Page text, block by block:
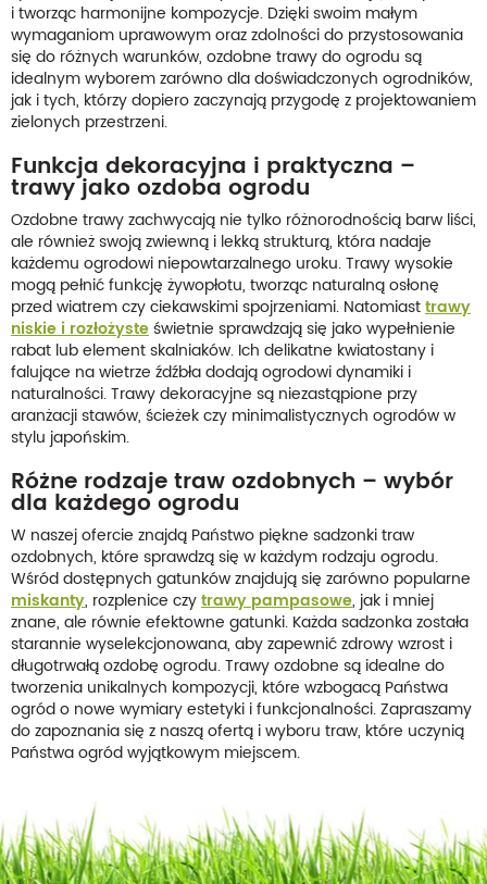
i tworząc harmonijne kompozycje. Dzięki swoim małym
wymaganiom uprawowym oraz zdolności do przystosowania
się do różnych warunków, ozdobne trawy do ogrodu są
idealnym wyborem zarówno dla doświadczonych ogrodników,
jak i tych, którzy dopiero zaczynają przygodę z projektowaniem
zielonych przestrzeni.
Funkcja dekoracyjna i praktyczna –
trawy jako ozdoba ogrodu
Ozdobne trawy zachwycają nie tylko różnorodnością barw liści,
ale również swoją zwiewną i lekką strukturą, która nadaje
każdemu ogrodowi niepowtarzalnego uroku. Trawy wysokie
mogą pełnić funkcję żywopłotu, tworząc naturalną osłonę
przed wiatrem czy ciekawskimi spojrzeniami. Natomiasttrawy
niskie i rozłożysteświetnie sprawdzają się jako wypełnienie
rabat lub element skalniaków. Ich delikatne kwiatostany i
falujące na wietrze źdźbła dodają ogrodowi dynamiki i
naturalności. Trawy dekoracyjne są niezastąpione przy
aranżacji stawów, ścieżek czy minimalistycznych ogrodów w
stylu japońskim.
Różne rodzaje traw ozdobnych – wybór
dla każdego ogrodu
W naszej ofercie znajdą Państwo piękne sadzonki traw
ozdobnych, które sprawdzą się w każdym rodzaju ogrodu.
Wśród dostępnych gatunków znajdują się zarówno popularne
miskanty, rozplenice czytrawy pampasowe, jak i mniej
znane, ale równie efektowne gatunki. Każda sadzonka została
starannie wyselekcjonowana, aby zapewnić zdrowy wzrost i
długotrwałą ozdobę ogrodu. Trawy ozdobne są idealne do
tworzenia unikalnych kompozycji, które wzbogacą Państwa
ogród o nowe wymiary estetyki i funkcjonalności. Zapraszamy
do zapoznania się z naszą ofertą i wyboru traw, które uczynią
Państwa ogród wyjątkowym miejscem.